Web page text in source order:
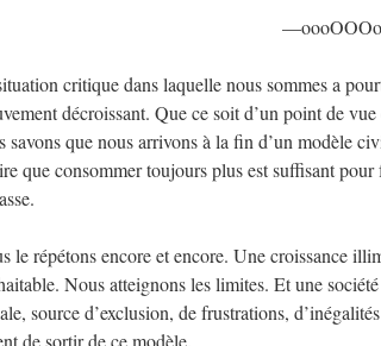
critique dans laquelle nous sommes a
décroissant. Que ce soit d’un point de
savons que nous arrivons à la fin d’un modèle
que consommer toujours plus est suffisant
le répétons encore et encore. Une croissance
Nous atteignons les limites. Et une
source d’exclusion, de frustrations,
de sortir de ce modèle.